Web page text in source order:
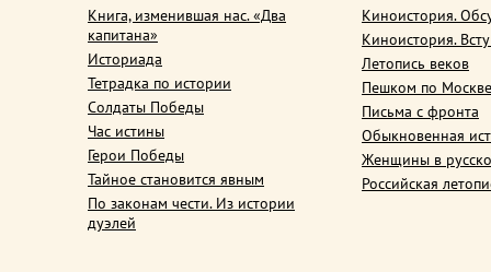
Книга, изменившая нас. «Два
капитана»
Историада
Тетрадка по истории
Солдаты Победы
Час истины
Герои Победы
Тайное становится явным
По законам чести. Из истории
дуэлей
Киноистория.
Киноистория.
Летопись веков
Пешком по Москве
Письма с фронта
Обыкновенная
Женщины в
Российская